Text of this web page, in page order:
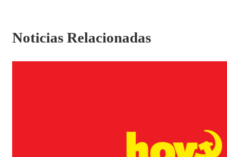
Noticias Relacionadas